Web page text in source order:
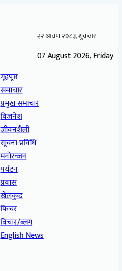
07 August 2026, Friday
गृहपृष्ठ
समाचार
प्रमुख समाचार
विजनेश
जीवनशैली
सूचना प्रविधि
मनोरन्जन
पर्यटन
प्रवास
खेलकुद
फिचर
विचार/ब्लग
English News